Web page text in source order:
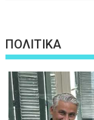
ΠΟΛΙΤΙΚΑ